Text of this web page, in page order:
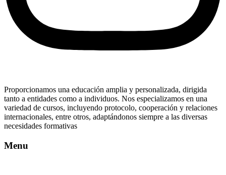
Proporcionamos una educación amplia y personalizada, dirigida
tanto a entidades como a individuos. Nos especializamos en una
variedad de cursos, incluyendo protocolo, cooperación y relaciones
internacionales, entre otros, adaptándonos siempre a las diversas
necesidades formativas
Menu